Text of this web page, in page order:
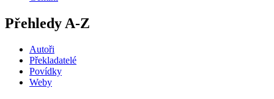
Přehledy A-Z
Autoři
Překladatelé
Povídky
Weby